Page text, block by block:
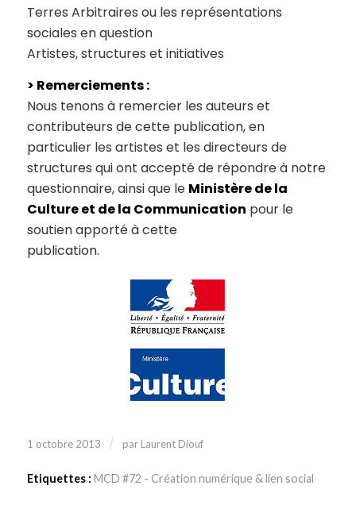
Terres Arbitraires ou les représentations
sociales en question
Artistes, structures et initiatives
> Remerciements :
Nous tenons à remercier les auteurs et
contributeurs de cette publication, en
particulier les artistes et les directeurs de
structures qui ont accepté de répondre à notre
questionnaire, ainsi que le Ministère de la
Culture et de la Communication pour le
soutien apporté à cette
publication.
1 octobre 2013 / par Laurent Diouf
Etiquettes : MCD #72 - Création numérique & lien social